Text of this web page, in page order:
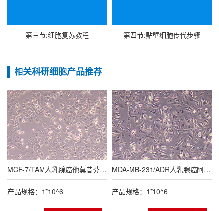
第三节:细胞复苏教程 第四节:贴壁细胞传代步骤
相关科研细胞产品推荐
MCF-7/TAM人乳腺癌他莫昔芬耐药细胞株
产品规格：1*10^6
MDA-MB-231/ADR人乳腺癌阿霉素耐药细胞株（暂不提供）
产品规格：1*10^6